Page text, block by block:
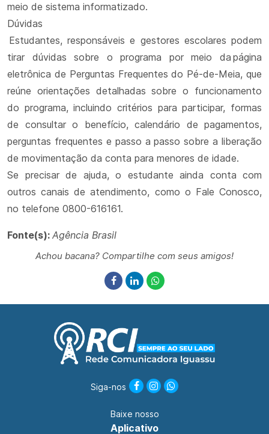
meio de sistema informatizado.
Dúvidas
Estudantes, responsáveis e gestores escolares podem
tirar dúvidas sobre o programa por meio da página
eletrônica de Perguntas Frequentes do Pé-de-Meia, que
reúne orientações detalhadas sobre o funcionamento
do programa, incluindo critérios para participar, formas
de consultar o benefício, calendário de pagamentos,
perguntas frequentes e passo a passo sobre a liberação
de movimentação da conta para menores de idade.
Se precisar de ajuda, o estudante ainda conta com
outros canais de atendimento, como o Fale Conosco,
no telefone 0800-616161.
Fonte(s): Agência Brasil
Achou bacana? Compartilhe com seus amigos!
Siga-nos
Baixe nosso
Aplicativo